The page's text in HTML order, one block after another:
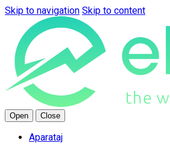
Skip to navigation Skip to content
Open Close
Aparataj